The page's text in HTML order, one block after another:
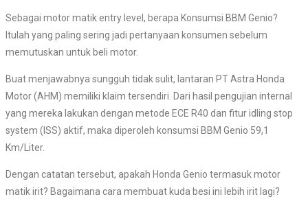
Sebagai motor matik entry level, berapa Konsumsi BBM Genio?
Itulah yang paling sering jadi pertanyaan konsumen sebelum
memutuskan untuk beli motor.
Buat menjawabnya sungguh tidak sulit, lantaran PT Astra Honda
Motor (AHM) memiliki klaim tersendiri. Dari hasil pengujian internal
yang mereka lakukan dengan metode ECE R40 dan fitur idling stop
system (ISS) aktif, maka diperoleh konsumsi BBM Genio 59,1
Km/Liter.
Dengan catatan tersebut, apakah Honda Genio termasuk motor
matik irit? Bagaimana cara membuat kuda besi ini lebih irit lagi?